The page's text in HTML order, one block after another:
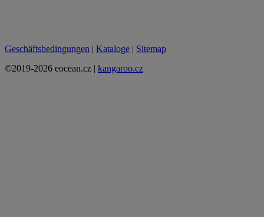
Geschäftsbedingungen | Kataloge | Sitemap
©2019-2026 eocean.cz | kangaroo.cz